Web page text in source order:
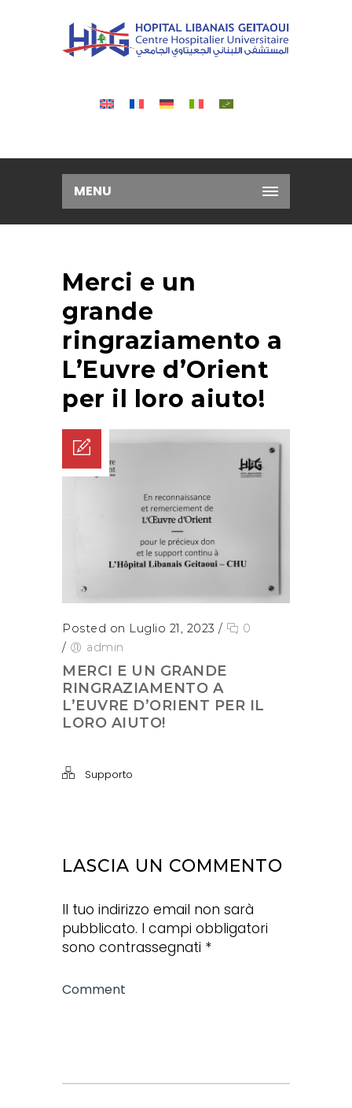
MENU
Merci e un
grande
ringraziamento a
L’Euvre d’Orient
per il loro aiuto!
Posted on Luglio 21, 2023 /
0
/
admin
MERCI E UN GRANDE
RINGRAZIAMENTO A
L’EUVRE D’ORIENT PER IL
LORO AIUTO!
Supporto
LASCIA UN COMMENTO
Il tuo indirizzo email non sarà
pubblicato. I campi obbligatori
sono contrassegnati *